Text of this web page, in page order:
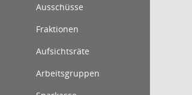
Ausschüsse
Fraktionen
Aufsichtsräte
Arbeitsgruppen